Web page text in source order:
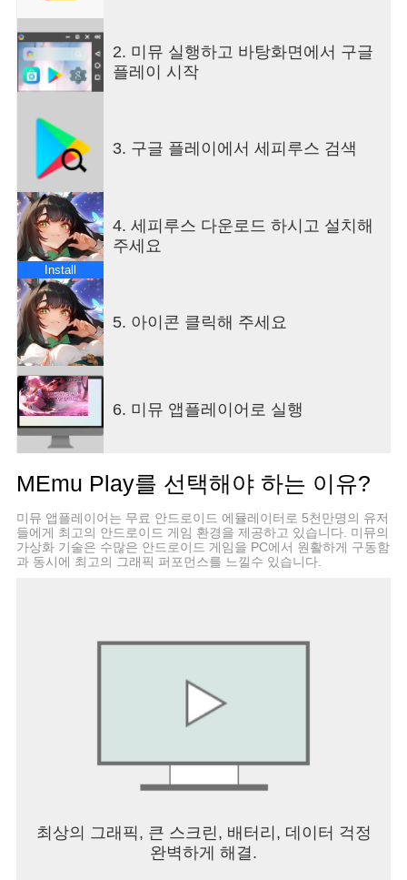
[모험을 함께할 동료]
난 혼자가 아니야! 동료를 모아 모험하라!
동료의 성장은 곧 나의 성장으로 이어집니다!
힘들땐 사람들과 함께!
승리하여 보상을 쟁취하세요!
[화려한 스킬과 액션감 넘치는 전투]
화려한 액션의 스킬 시스템!
[최소 사양]
Android OS 4.1.0 이상, RAM 1GB 이상
■서비스 약관 및 개인 정보 보호 정책
"본 게임을 다운로드하면, 본사의 서비스 약관 및 개
인 정보 보호 정책에 동의한 것으로 간주합니다.
자세한 내용은 아래 주소에서 확인하실 수 있습니
다. "
■ 문의하기 및 커뮤니티
도움이 필요하신가요? 공식 포럼 게시판에 문의해
공식 포럼에 가입하시면 최신 뉴스와 업데이트를 편
하게 받아보실 수 있습니다.
공식 포럼 :
■연락처
개발자 연락처 :
1101~1104호(신천동, 대구스케일업허브)
South Korea 1158600908 2019-대구동구-0063 본
2. 미뮤 실행하고 바탕화면에서 구글
플레이 시작
3. 구글 플레이에서 세피루스 검색
Install
4. 세피루스 다운로드 하시고 설치해
주세요
5. 아이콘 클릭해 주세요
6. 미뮤 앱플레이어로 실행
MEmu Play를 선택해야 하는 이유?
미뮤 앱플레이어는 무료 안드로이드 에뮬레이터로 5천만명의 유저
들에게 최고의 안드로이드 게임 환경을 제공하고 있습니다. 미뮤의
가상화 기술은 수많은 안드로이드 게임을 PC에서 원활하게 구동함
과 동시에 최고의 그래픽 퍼포먼스를 느낄수 있습니다.
최상의 그래픽, 큰 스크린, 배터리, 데이터 걱정
완벽하게 해결.